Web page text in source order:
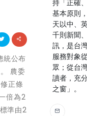
統公布
農委
正條
倍為2
準由2
持「正確
基本原則
天以中、
千則新聞
訊，是台
服務對象
眾；從台
讀者，充
之窗」。